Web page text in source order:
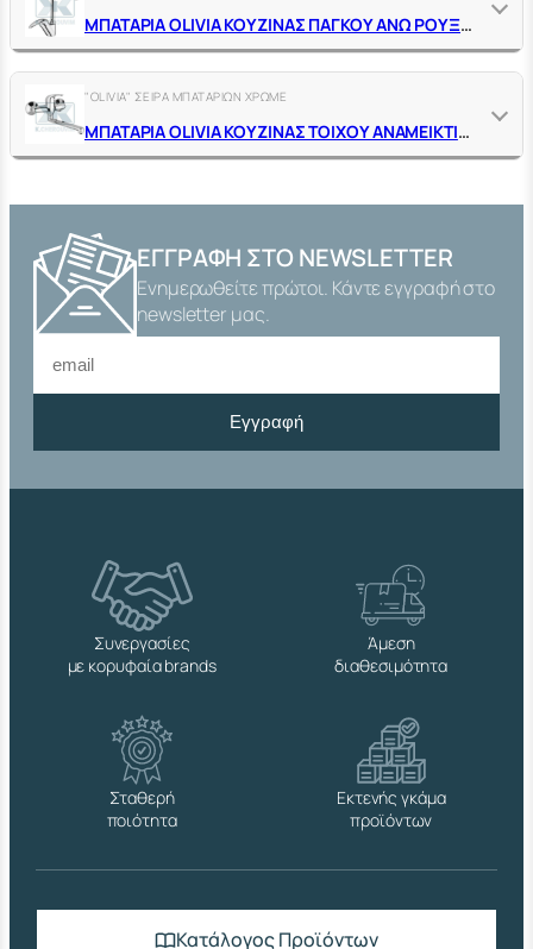
ΜΠΑΤΑΡΙΑ OLIVIA ΚΟΥΖΙΝΑΣ ΠΑΓΚΟΥ ΑΝΩ ΡΟΥΞΟΥΝΙ
"OLIVIA" ΣΕΙΡΑ ΜΠΑΤΑΡΙΩΝ ΧΡΩΜΕ
ΜΠΑΤΑΡΙΑ OLIVIA ΚΟΥΖΙΝΑΣ ΤΟΙΧΟΥ ΑΝΑΜΕΙΚΤΙΚΗ ΧΡΩΜΕ
ΕΓΓΡΑΦΉ ΣΤΟ NEWSLETTER
Ενημερωθείτε πρώτοι. Κάντε εγγραφή στο
newsletter μας.
Εγγραφή
Συνεργασίες
με κορυφαία brands
Άμεση
διαθεσιμότητα
Σταθερή
ποιότητα
Εκτενής γκάμα
προϊόντων
Κατάλογος Προϊόντων